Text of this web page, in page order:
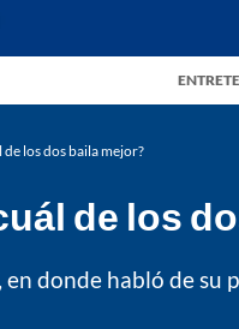
los dos baila mejor?
de los
donde habló de